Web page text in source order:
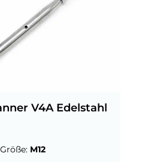
V4A Edelstahl
Größe: M12